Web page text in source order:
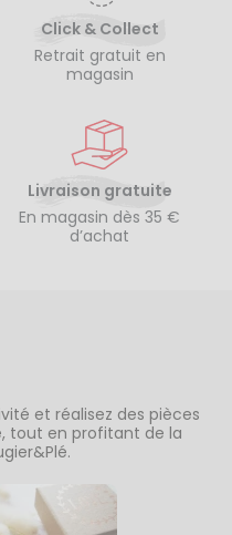
Click & Collect
Retrait gratuit en
magasin
Livraison gratuite
En magasin dès 35 €
d’achat
et réalisez des pièces
tout en profitant de la